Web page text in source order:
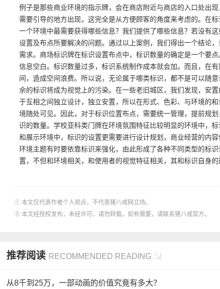
例子是那些商业环境的指示牌，会在商店附近与商店的入口处出
需要引导的地方出现，这完全是从方便顾客的角度来考虑的。在
一个环境中最需要获得哪些信息？我们提供了哪些信息？若没有
设置及布点所要解决的问题。通过以上案例，我们得出一个结论
需求。商场标识牌在标识设置布点中，标识数量的确定是一个要
信息空白。标识数量过多，标识系统制作成本就会加。而且，在
间，造成空间浪费。所以说，无论属于哪类标识，都不是可以随
余的标识将成为视觉上的污染。在一些老旧城区，我们发现，安
于互相之间独立设计，独立安置，所以在形式、色彩、与环境的
境随处可见。因此，对于标识位置布点，需要统一管理，提前规
识的数量。学校亚科类门牌在环境氛围特征比较明显的环境中，
和展示环境中，标识的设置更需要进行设计规划，商业经营的内
环境主题有时要依靠标识来强化，由此形成了各种不同类型的标
置，不但和环境相关，和使用者的视觉特征相关，其和标识自身
① 本文仅代表作者个人观点，不代表猪八戒网立场。
② 本文经授权发布，未经许可，请勿转载。如有需要，请联系猪八戒官方。
推荐阅读 RECOMMENDED READING
从8千到25万，一部动画的价值究竟有多大？